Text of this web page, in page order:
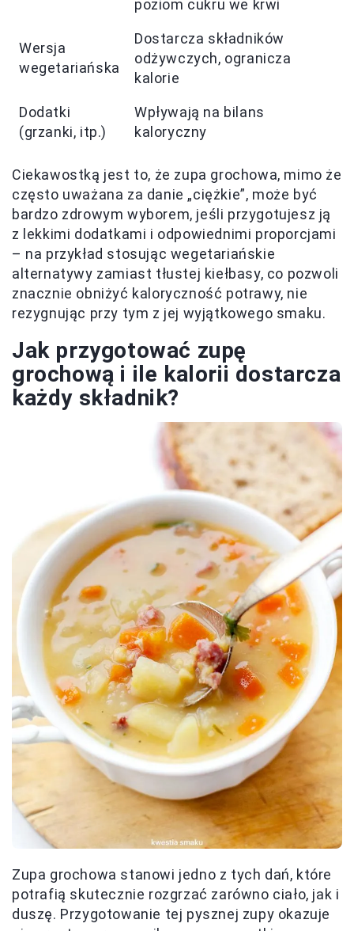
poziom cukru we krwi
Wersja
wegetariańska
Dostarcza składników
odżywczych, ogranicza
kalorie
Dodatki
(grzanki, itp.)
Wpływają na bilans
kaloryczny
Ciekawostką jest to, że zupa grochowa, mimo że
często uważana za danie „ciężkie”, może być
bardzo zdrowym wyborem, jeśli przygotujesz ją
z lekkimi dodatkami i odpowiednimi proporcjami
– na przykład stosując wegetariańskie
alternatywy zamiast tłustej kiełbasy, co pozwoli
znacznie obniżyć kaloryczność potrawy, nie
rezygnując przy tym z jej wyjątkowego smaku.
Jak przygotować zupę
grochową i ile kalorii dostarcza
każdy składnik?
Zupa grochowa stanowi jedno z tych dań, które
potrafią skutecznie rozgrzać zarówno ciało, jak i
duszę. Przygotowanie tej pysznej zupy okazuje